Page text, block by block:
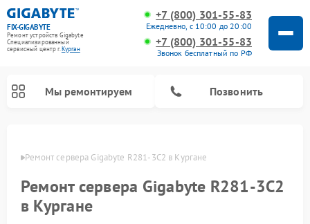
FIX-GIGABYTE
Ремонт устройств Gigabyte
Специализированный
cервисный центр г.Курган
+7 (800) 301-55-83
Ежедневно, с 10:00 до 20:00
+7 (800) 301-55-83
Звонок бесплатный по РФ
Мы ремонтируем Позвонить
Ремонт сервера Gigabyte R281-3C2 в Кургане
Ремонт сервера Gigabyte R281-3C2
в Кургане